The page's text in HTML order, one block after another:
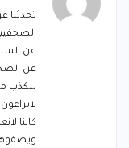
تحدثنا
عن
عن
للكذب
كاننا